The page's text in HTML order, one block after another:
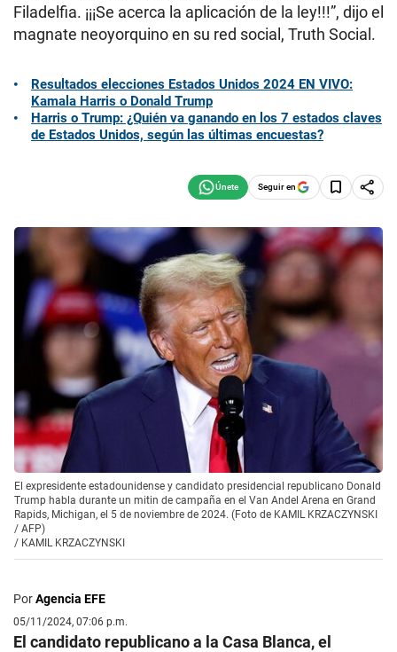
Filadelfia. ¡¡¡Se acerca la aplicación de la ley!!!”, dijo el
magnate neoyorquino en su red social, Truth Social.
Resultados elecciones Estados Unidos 2024 EN VIVO:
Kamala Harris o Donald Trump
Harris o Trump: ¿Quién va ganando en los 7 estados claves
de Estados Unidos, según las últimas encuestas?
Seguir en
El expresidente estadounidense y candidato presidencial republicano Donald
Trump habla durante un mitin de campaña en el Van Andel Arena en Grand
Rapids, Michigan, el 5 de noviembre de 2024. (Foto de KAMIL KRZACZYNSKI
/ AFP)
/ KAMIL KRZACZYNSKI
PorAgencia EFE
05/11/2024, 07:06 p.m.
El candidato republicano a la Casa Blanca, el